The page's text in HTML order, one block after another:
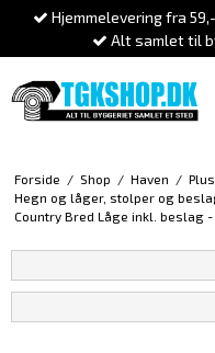
Hjemmelevering fra 59,-
Alt samlet til
Forside / Shop / Haven /
Hegn og låger, stolper og
Country Bred Låge inkl. beslag -